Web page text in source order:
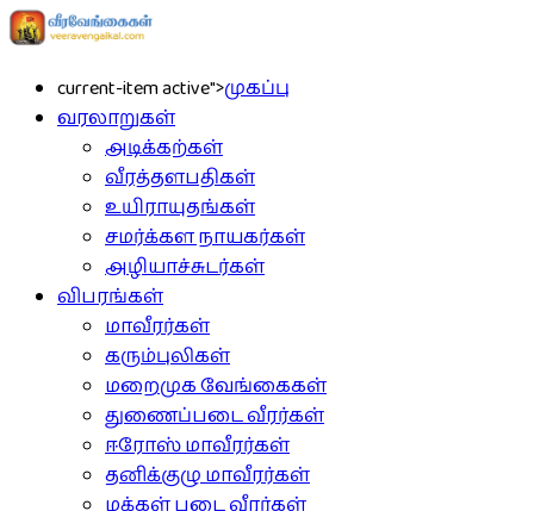
current-item active">முகப்பு
வரலாறுகள்
அடிக்கற்கள்
வீரத்தளபதிகள்
உயிராயுதங்கள்
சமர்க்கள நாயகர்கள்
அழியாச்சுடர்கள்
விபரங்கள்
மாவீரர்கள்
கரும்புலிகள்
மறைமுக வேங்கைகள்
துணைப்படை வீரர்கள்
ஈரோஸ் மாவீரர்கள்
தனிக்குழு மாவீரர்கள்